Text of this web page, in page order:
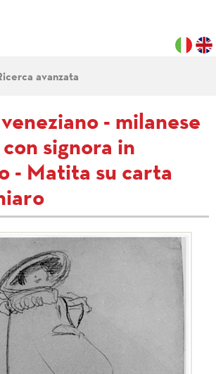
avanzata
- milanese
signora in
- Matita su carta